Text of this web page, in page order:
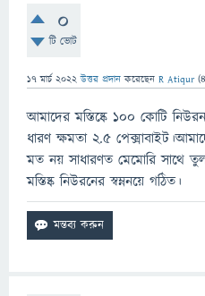
0
টি ভোট
17 মার্চ 2022 উত্তর প্রদান করেছেন R Atiqur (
আমাদের মস্তিষ্কে 100 কোটি
ধারণ ক্ষমতা 2.5
মত নয় সাধারণত মেমোরি সাথে
মস্তিষ্ক নিউরনের স্বম্ননয়ে গঠিত।